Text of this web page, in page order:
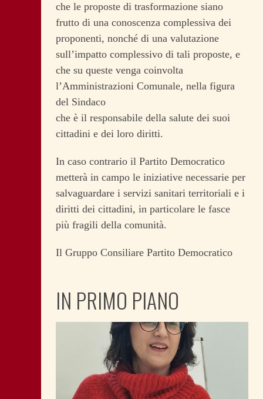
che le proposte di trasformazione siano
frutto di una conoscenza complessiva dei
proponenti, nonché di una valutazione
sull’impatto complessivo di tali proposte, e
che su queste venga coinvolta
l’Amministrazioni Comunale, nella figura
del Sindaco
che è il responsabile della salute dei suoi
cittadini e dei loro diritti.
In caso contrario il Partito Democratico
metterà in campo le iniziative necessarie per
salvaguardare i servizi sanitari territoriali e i
diritti dei cittadini, in particolare le fasce
più fragili della comunità.
Il Gruppo Consiliare Partito Democratico
IN PRIMO PIANO